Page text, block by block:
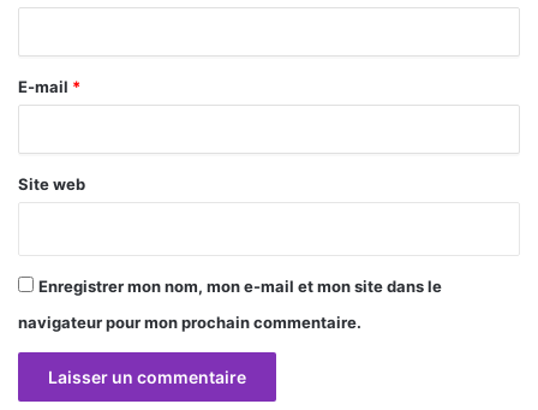
r
e
E-mail *
Site web
Enregistrer mon nom, mon e-mail et mon site dans le
navigateur pour mon prochain commentaire.